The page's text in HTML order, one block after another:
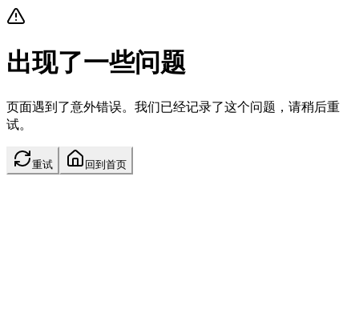
出现了一些问题
页面遇到了意外错误。我们已经记录了这个问题，请稍后重
试。
重试 回到首页